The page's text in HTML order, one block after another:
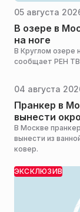
05 августа
В озере в
на ноге
В Круглом озере
сообщает РЕН
04 августа
Пранкер в
вынести
В Москве
вынести из
ковер.
ЭКСКЛЮЗИВ